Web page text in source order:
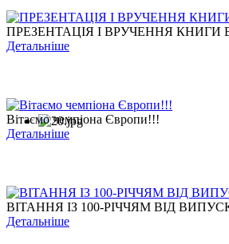
ПРЕЗЕНТАЦІЯ І ВРУЧЕННЯ КНИГИ
Детальніше
Вітаємо чемпіона Європи!!!
Детальніше
ВІТАННЯ ІЗ 100-РІЧЧЯМ ВІД
Детальніше